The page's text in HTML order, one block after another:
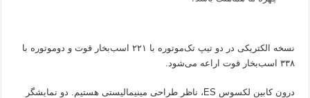
نسخه الکتریکی در دو تیپ تک‌موتوره با ۲۲۱ اسب‌بخار قوت و دوموتوره با
۳۳۸ اسب‌بخار قوت اراعه می‌شود.
درون کابین لکسوس ES، ناظر طراحی مینیمالیستی هستیم. دو نمایشگر